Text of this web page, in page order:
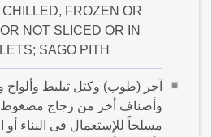
FROZEN OR
NOT SLICED OR IN
SAGO PITH
آجر (طوب) وكتل تبليط وألواح
وأصناف أخر من زجاج مضغوط
مسلحاً للإستعمال فى البناء أو